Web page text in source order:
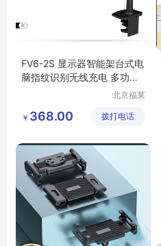
FV6-2S 显示器智能架台式电
脑指纹识别无线充电 多功能
北京福莱
有限公司
￥ 368.00 拨打电话